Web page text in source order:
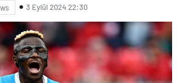
3 Eylül 2024 22:30